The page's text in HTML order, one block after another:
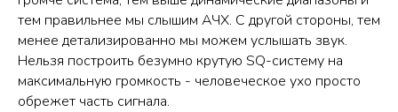
тем правильнее мы слышим АЧХ. С другой стороны, тем
менее детализированно мы можем услышать звук.
Нельзя построить безумно крутую SQ-систему на
максимальную громкость - человеческое ухо просто
обрежет часть сигнала.